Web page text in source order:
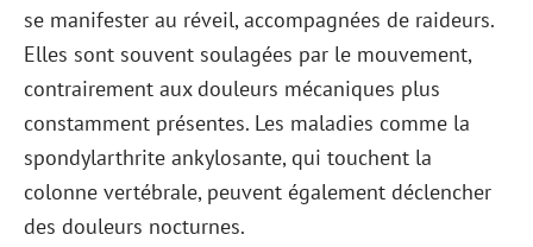
se manifester au réveil, accompagnées de raideurs.
Elles sont souvent soulagées par le mouvement,
contrairement aux douleurs mécaniques plus
constamment présentes. Les maladies comme la
spondylarthrite ankylosante, qui touchent la
colonne vertébrale, peuvent également déclencher
des douleurs nocturnes.